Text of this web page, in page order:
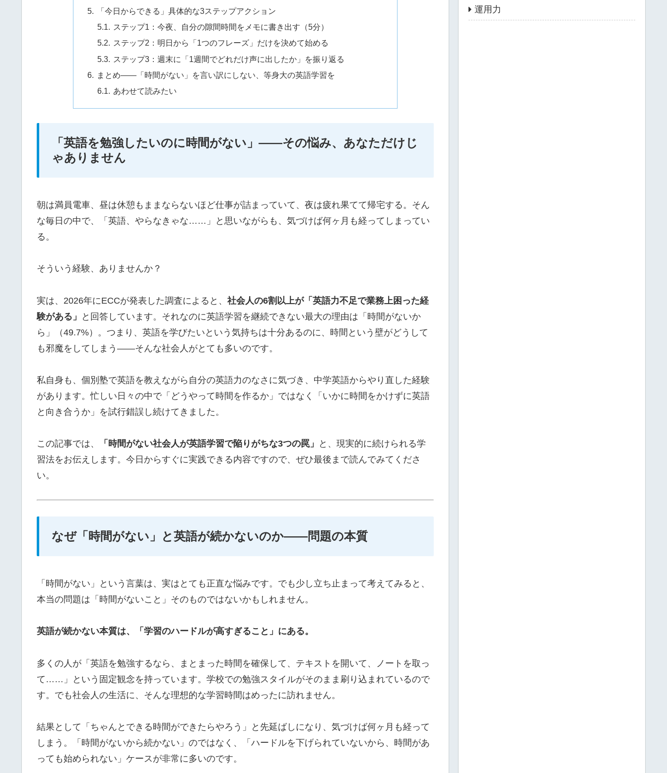
「今日からできる」具体的な3ステップアクション
ステップ1：今夜、自分の隙間時間をメモに書き出す（5分）
ステップ2：明日から「1つのフレーズ」だけを決めて始める
ステップ3：週末に「1週間でどれだけ声に出したか」を振り返る
まとめ——「時間がない」を言い訳にしない、等身大の英語学習を
あわせて読みたい
「英語を勉強したいのに時間がない」——その悩み、あなただけじ
ゃありません
朝は満員電車、昼は休憩もままならないほど仕事が詰まっていて、夜は疲れ果てて帰宅する。そん
な毎日の中で、「英語、やらなきゃな……」と思いながらも、気づけば何ヶ月も経ってしまってい
る。
そういう経験、ありませんか？
実は、2026年にECCが発表した調査によると、 社会人の6割以上が「英語力不足で業務上困った経
験がある」
と回答しています。それなのに英語学習を継続できない最大の理由は「時間がないか
ら」（49.7%）。つまり、英語を学びたいという気持ちは十分あるのに、時間という壁がどうして
も邪魔をしてしまう——そんな社会人がとても多いのです。
私自身も、個別塾で英語を教えながら自分の英語力のなさに気づき、中学英語からやり直した経験
があります。忙しい日々の中で「どうやって時間を作るか」ではなく「いかに時間をかけずに英語
と向き合うか」を試行錯誤し続けてきました。
この記事では、 「時間がない社会人が英語学習で陥りがちな3つの罠」
と、現実的に続けられる学
習法をお伝えします。今日からすぐに実践できる内容ですので、ぜひ最後まで読んでみてくださ
い。
なぜ「時間がない」と英語が続かないのか——問題の本質
「時間がない」という言葉は、実はとても正直な悩みです。でも少し立ち止まって考えてみると、
本当の問題は「時間がないこと」そのものではないかもしれません。
英語が続かない本質は、「学習のハードルが高すぎること」にある。
多くの人が「英語を勉強するなら、まとまった時間を確保して、テキストを開いて、ノートを取っ
て……」という固定観念を持っています。学校での勉強スタイルがそのまま刷り込まれているので
す。でも社会人の生活に、そんな理想的な学習時間はめったに訪れません。
結果として「ちゃんとできる時間ができたらやろう」と先延ばしになり、気づけば何ヶ月も経って
しまう。「時間がないから続かない」のではなく、「ハードルを下げられていないから、時間があ
っても始められない」ケースが非常に多いのです。
運用力